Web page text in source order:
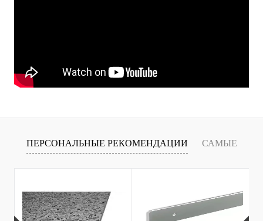
ПЕРСОНАЛЬНЫЕ РЕКОМЕНДАЦИИ САМЫЕ
ПРОДАВАЕМЫЕ ТОВАРЫ